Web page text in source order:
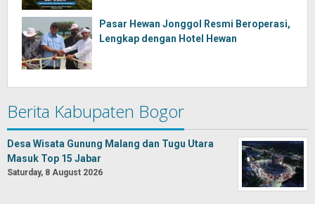
Pasar Hewan Jonggol Resmi Beroperasi,
Lengkap dengan Hotel Hewan
Berita Kabupaten Bogor
Desa Wisata Gunung Malang dan Tugu Utara
Masuk Top 15 Jabar
Saturday, 8 August 2026